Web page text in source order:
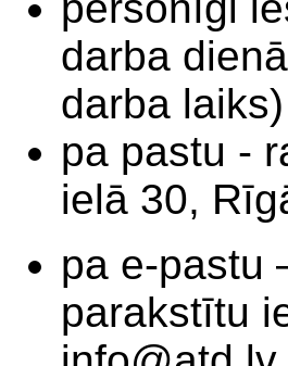
darba
darba laiks)
pa pastu -
ielā 30,
pa e-pastu
parakstītu